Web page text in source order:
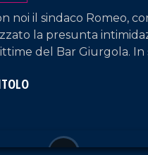
noi il sindaco Romeo,
la presunta
del Bar Giurgola. In
abbiamo